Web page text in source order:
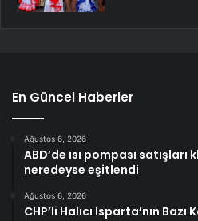
En Güncel Haberler
Ağustos 6, 2026
ABD’de ısı pompası satışları
neredeyse eşitlendi
Ağustos 6, 2026
CHP’li Halıcı Isparta’nın